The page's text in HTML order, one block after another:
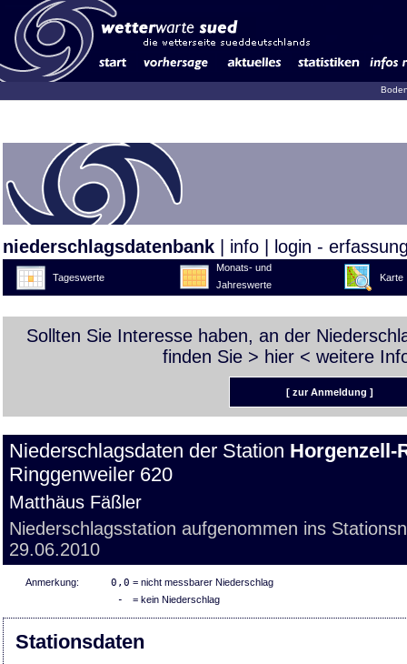
niederschlagsdatenbank info login -
Tageswerte
Monats- und
Jahreswerte
Karte
Sollten Sie Interesse haben, an der
finden Sie > hier < weitere
[ zur Anmeldung ]
Niederschlagsdaten der Station Horgenzell-
Ringgenweiler 620
Matthäus Fäßler
Niederschlagsstation aufgenommen ins
29.06.2010
Anmerkung: 0,0 = nicht messbarer Niederschlag
- = kein Niederschlag
Stationsdaten